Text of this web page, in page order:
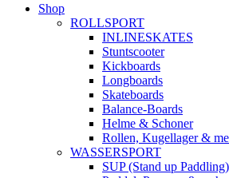
Shop
ROLLSPORT
INLINESKATES
Stuntscooter
Kickboards
Longboards
Skateboards
Balance-Boards
Helme & Schoner
Rollen, Kugellager &
WASSERSPORT
SUP (Stand up Paddling)